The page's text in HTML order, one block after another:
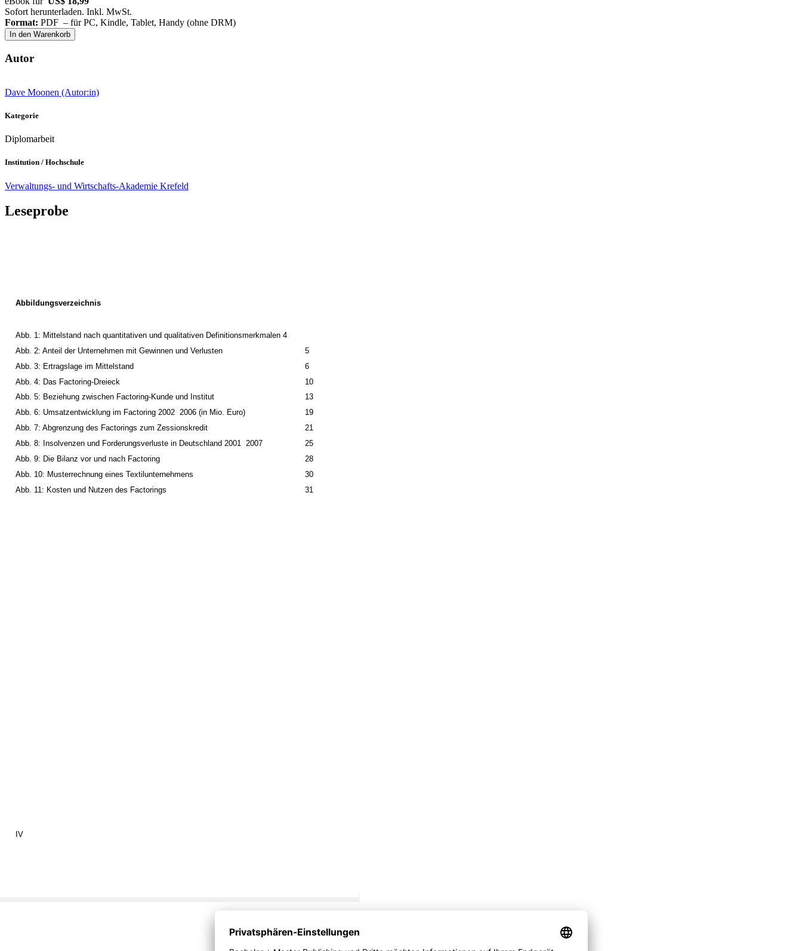
Sofort herunterladen. Inkl. MwSt.
Format: PDF – für PC, Kindle, Tablet, Handy (ohne DRM)
In den Warenkorb
Autor
Dave Moonen (Autor:in)
Kategorie
Diplomarbeit
Institution / Hochschule
Verwaltungs- und Wirtschafts-Akademie Krefeld
Leseprobe
IV
Abbildungsverzeichnis
Abb. 1: Mittelstand nach quantitativen und qualitativen Definitionsmerkmalen 4
Abb. 2: Anteil der Unternehmen mit Gewinnen und Verlusten
5
Abb. 3: Ertragslage im Mittelstand
6
Abb. 4: Das Factoring-Dreieck
10
Abb. 5: Beziehung zwischen Factoring-Kunde und ­Institut
13
Abb. 6: Umsatzentwicklung im Factoring 2002 ­ 2006 (in Mio. Euro)
19
Abb. 7: Abgrenzung des Factorings zum Zessionskredit
21
Abb. 8: Insolvenzen und Forderungsverluste in Deutschland 2001 ­ 2007
25
Abb. 9: Die Bilanz vor und nach Factoring
28
Abb. 10: Musterrechnung eines Textilunternehmens
30
Abb. 11: Kosten und Nutzen des Factorings
31